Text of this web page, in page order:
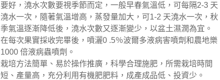
要好，澆水次數要視季節而定，一般早春氣溫低，可每隔2-3 天
澆水一次，隨著氣溫增高，蒸發量加大，可1-2 天澆水一次，秋
季氣溫逐漸降低後，澆水次數又逐漸變少，以盆土濕潤為宜。
在每次果實採收完畢後，噴灑0 .5％波爾多液病害噴劑和農地樂
1000 倍液病蟲噴劑。
栽培方法簡單、易於操作推廣，科學合理施肥，所需栽培時間
短、產量高，充分利用有機肥肥料，成產成品低、投資少。